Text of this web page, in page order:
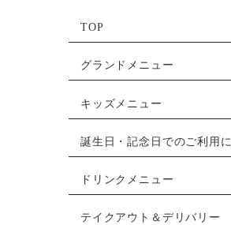
TOP
グランドメニュー
キッズメニュー
誕生日・記念日でのご利用に
ドリンクメニュー
テイクアウト＆デリバリー